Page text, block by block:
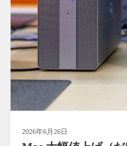
2026年6月26日